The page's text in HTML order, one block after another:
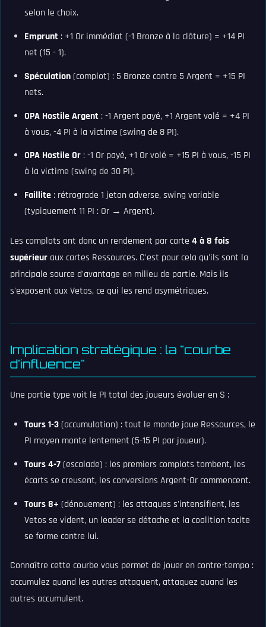
selon le choix.
Emprunt : +1 Or immédiat (-1 Bronze à la clôture) = +14 PI
net (15 - 1).
Spéculation(complot) : 5 Bronze contre 5 Argent = +15 PI
nets.
OPA Hostile Argent : -1 Argent payé, +1 Argent volé = +4 PI
à vous, -4 PI à la victime (swing de 8 PI).
OPA Hostile Or : -1 Or payé, +1 Or volé = +15 PI à vous, -15 PI
à la victime (swing de 30 PI).
Faillite : rétrograde 1 jeton adverse, swing variable
(typiquement 11 PI : Or → Argent).
Les complots ont donc un rendement par carte 4 à 8 fois
supérieur aux cartes Ressources. C'est pour cela qu'ils sont la
principale source d'avantage en milieu de partie. Mais ils
s'exposent aux Vetos, ce qui les rend asymétriques.
Implication stratégique : la "courbe
d'influence"
Une partie type voit le PI total des joueurs évoluer en S :
Tours 1-3(accumulation) : tout le monde joue Ressources, le
PI moyen monte lentement (5-15 PI par joueur).
Tours 4-7(escalade) : les premiers complots tombent, les
écarts se creusent, les conversions Argent-Or commencent.
Tours 8+ (dénouement) : les attaques s'intensifient, les
Vetos se vident, un leader se détache et la coalition tacite
se forme contre lui.
Connaître cette courbe vous permet de jouer en contre-tempo :
accumulez quand les autres attaquent, attaquez quand les
autres accumulent.